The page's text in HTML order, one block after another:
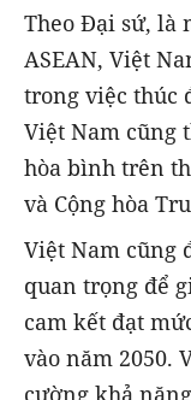
Theo Đại sứ, là
ASEAN, Việt
trong việc thúc
Việt Nam cũng
hòa bình trên
và Cộng hòa
Việt Nam cũng
quan trọng để
cam kết đạt
vào năm 2050.